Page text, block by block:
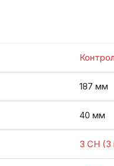
187 мм
40 мм
3 CH (3